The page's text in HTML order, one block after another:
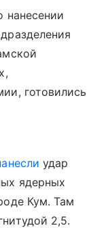
нанесении
готовились
удар
ядерных
Кум. Там
2,5.